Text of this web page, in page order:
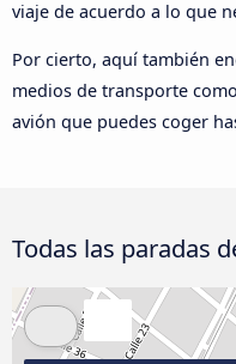
viaje de acuerdo a lo que
Por cierto, aquí también
medios de transporte
avión que puedes coger
Todas las paradas